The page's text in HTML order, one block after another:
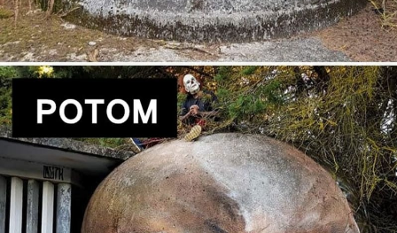
Cool Esport
Pořady
TV Program
Sledujte prima+
Přihlášení